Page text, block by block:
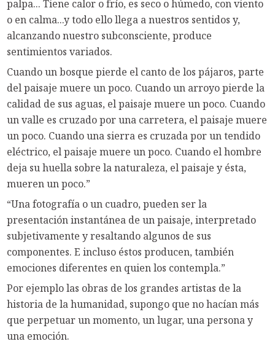
palpa... Tiene calor o frío, es seco o húmedo, con viento
o en calma...y todo ello llega a nuestros sentidos y,
alcanzando nuestro subconsciente, produce
sentimientos variados.
Cuando un bosque pierde el canto de los pájaros, parte
del paisaje muere un poco. Cuando un arroyo pierde la
calidad de sus aguas, el paisaje muere un poco. Cuando
un valle es cruzado por una carretera, el paisaje muere
un poco. Cuando una sierra es cruzada por un tendido
eléctrico, el paisaje muere un poco. Cuando el hombre
deja su huella sobre la naturaleza, el paisaje y ésta,
mueren un poco.”
“Una fotografía o un cuadro, pueden ser la
presentación instantánea de un paisaje, interpretado
subjetivamente y resaltando algunos de sus
componentes. E incluso éstos producen, también
emociones diferentes en quien los contempla.”
Por ejemplo las obras de los grandes artistas de la
historia de la humanidad, supongo que no hacían más
que perpetuar un momento, un lugar, una persona y
una emoción.